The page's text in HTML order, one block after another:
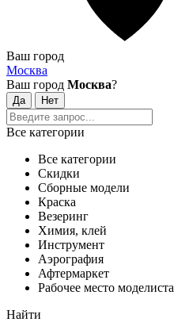
Ваш город
Москва
Ваш город Москва?
Все категории
Все категории
Скидки
Сборные модели
Краска
Везеринг
Химия, клей
Инструмент
Аэрография
Афтермаркет
Рабочее место моделиста
Найти